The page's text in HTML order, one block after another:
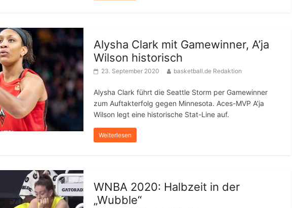
Alysha Clark mit Gamewinner, A’ja
Wilson historisch
23. September 2020 basketball.de Redaktion
Alysha Clark führt die Seattle Storm per Gamewinner
zum Auftakterfolg gegen Minnesota. Aces-MVP A’ja
Wilson legt eine historische Stat-Line auf.
Weiterlesen
WNBA 2020: Halbzeit in der
„Wubble“